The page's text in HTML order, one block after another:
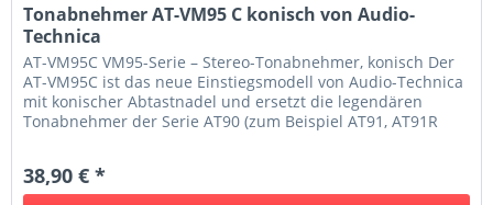
Tonabnehmer AT-VM95 C konisch von Audio-
Technica
AT-VM95C VM95-Serie – Stereo-Tonabnehmer, konisch Der
AT-VM95C ist das neue Einstiegsmodell von Audio-Technica
mit konischer Abtastnadel und ersetzt die legendären
Tonabnehmer der Serie AT90 (zum Beispiel AT91, AT91R
38,90 € *